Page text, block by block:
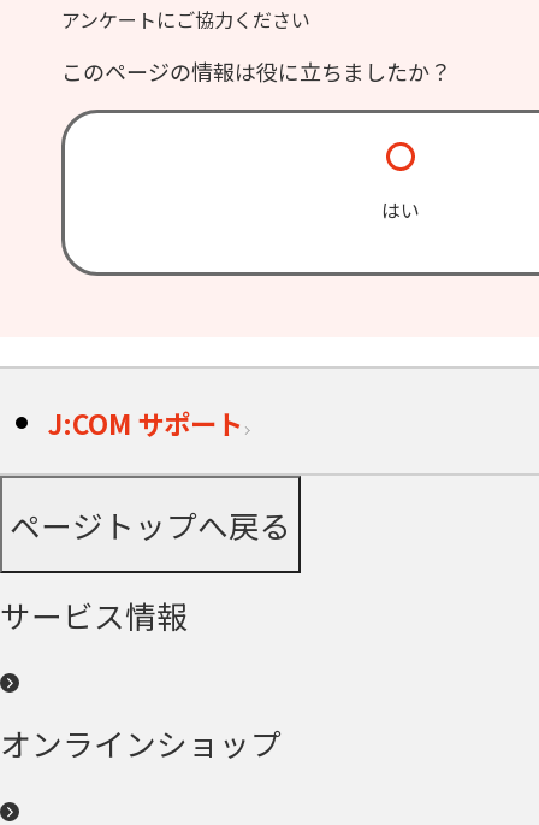
アンケートにご協力ください
このページの情報は役に立ちましたか？
はい
J:COM サポート
ページトップへ戻る
サービス情報
オンラインショップ